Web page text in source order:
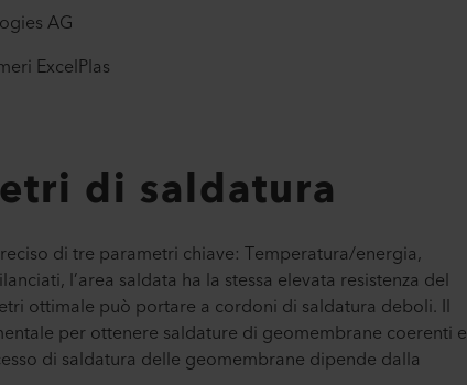
AG
ExcelPlas
di saldatura
di tre parametri chiave: Temperatura/energia,
l’area saldata ha la stessa elevata resistenza del
ottimale può portare a cordoni di saldatura deboli. Il
per ottenere saldature di geomembrane coerenti e
di saldatura delle geomembrane dipende dalla